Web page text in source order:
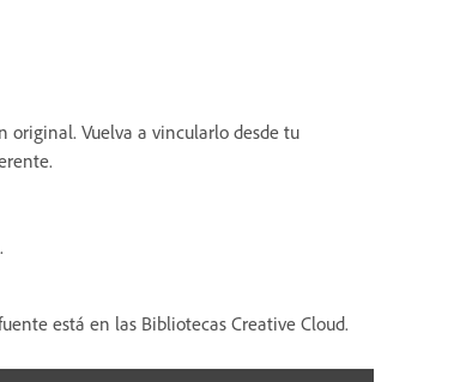
original. Vuelva a vincularlo desde tu
.
está en las Bibliotecas Creative Cloud.